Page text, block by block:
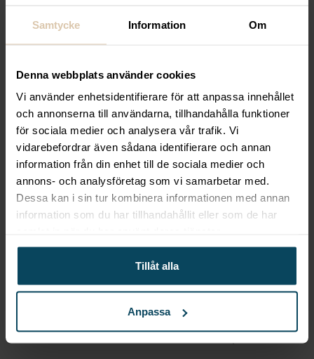
Samtycke Information Om
Denna webbplats använder cookies
Vi använder enhetsidentifierare för att anpassa innehållet
och annonserna till användarna, tillhandahålla funktioner
för sociala medier och analysera vår trafik. Vi
vidarebefordrar även sådana identifierare och annan
information från din enhet till de sociala medier och
annons- och analysföretag som vi samarbetar med.
Dessa kan i sin tur kombinera informationen med annan
information som du har tillhandahållit eller som de har
Tillåt alla
Anpassa
snabbt skapa läckra rätter som kommer att
imponera på dina gäster.
Våra toastmaskiner finns i olika storlekar och
kapaciteter, så oavsett om du driver ett litet kafé
eller en större restaurang så har vi lösningen för
dig. Våra crêpe-maskiner har justerbara
temperaturkontroller för att säkerställa perfekt
konsistens och gyllene färg på dina crêpes, och
våra våffelmaskiner kommer med icke-klibbiga
beläggningar som gör det enkelt att ta ut dina
Så varför inte addera en touch av lyx till ditt
kommer att älska att arbeta med dem och dina
kunder kommer att älska smakerna de producerar.